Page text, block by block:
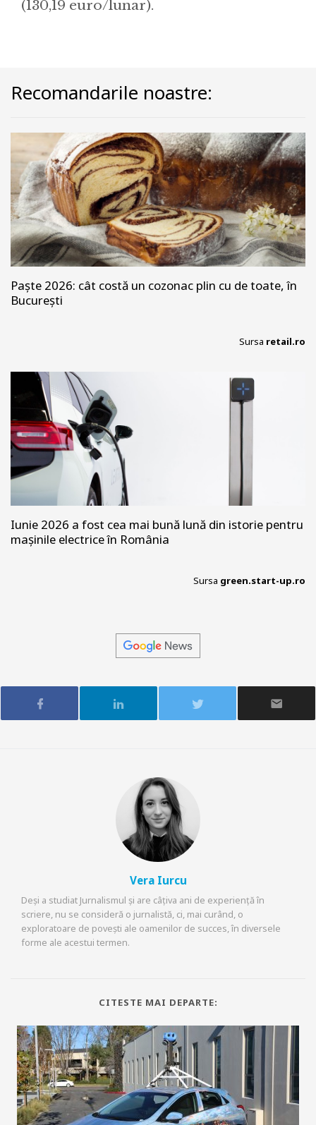
(130,19 euro/lunar).
Recomandarile noastre:
Paște 2026: cât costă un cozonac plin cu de toate, în
București
Sursa retail.ro
Iunie 2026 a fost cea mai bună lună din istorie pentru
mașinile electrice în România
Sursa green.start-up.ro
Vera Iurcu
Deși a studiat Jurnalismul și are câțiva ani de experiență în
scriere, nu se consideră o jurnalistă, ci, mai curând, o
exploratoare de povești ale oamenilor de succes, în diversele
forme ale acestui termen.
CITESTE MAI DEPARTE: